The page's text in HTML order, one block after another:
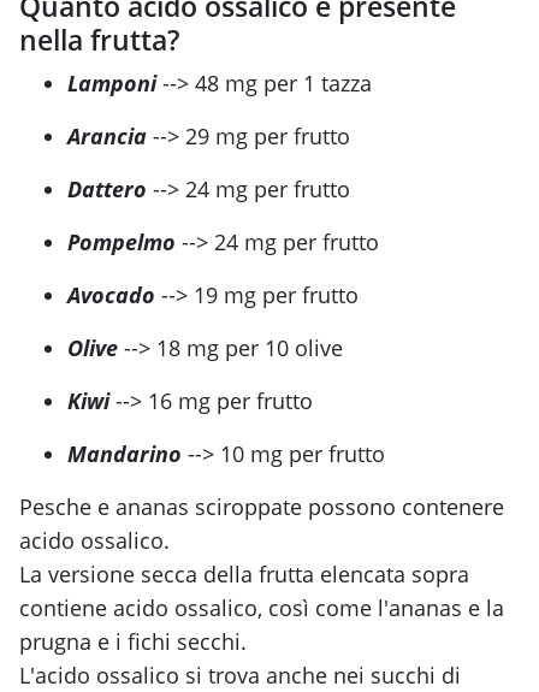
nella frutta?
Lamponi--> 48 mg per 1 tazza
Arancia --> 29 mg per frutto
Dattero --> 24 mg per frutto
Pompelmo --> 24 mg per frutto
Avocado --> 19 mg per frutto
Olive --> 18 mg per 10 olive
Kiwi--> 16 mg per frutto
Mandarino --> 10 mg per frutto
Pesche e ananas sciroppate possono contenere
acido ossalico.
La versione secca della frutta elencata sopra
contiene acido ossalico, così come l'ananas e la
prugna e i fichi secchi.
L'acido ossalico si trova anche nei succhi di